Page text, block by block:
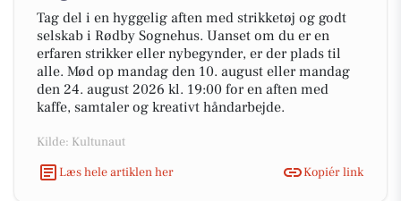
Tag del i en hyggelig aften med strikketøj og godt
selskab i Rødby Sognehus. Uanset om du er en
erfaren strikker eller nybegynder, er der plads til
alle. Mød op mandag den 10. august eller mandag
den 24. august 2026 kl. 19:00 for en aften med
kaffe, samtaler og kreativt håndarbejde.
Kilde: Kultunaut
Læs hele artiklen her
Kopiér link